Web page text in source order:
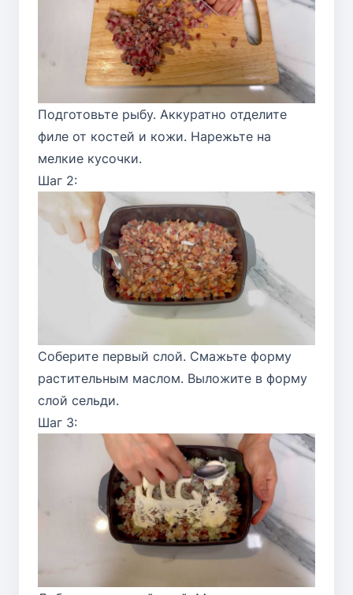
Подготовьте рыбу. Аккуратно отделите
филе от костей и кожи. Нарежьте на
мелкие кусочки.
Шаг 2:
Соберите первый слой. Смажьте форму
растительным маслом. Выложите в форму
слой сельди.
Шаг 3: